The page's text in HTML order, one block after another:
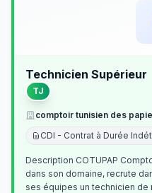
Technicien Supérieur
TJ
comptoir tunisien des
CDI - Contrat à Durée
Description COTUPAP
dans son domaine, recrute
ses équipes un technicien de maintenance.